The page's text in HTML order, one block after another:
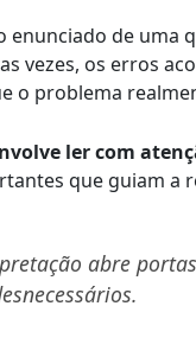
enunciado de uma
vezes, os erros
o problema
ler com
que guiam a
abre